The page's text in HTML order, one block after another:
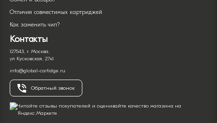
Отличия совместимых картриджей
Как заменить чип?
Контакты
127543, г. Москва,
ул Кусковская, 27к1
info@global-cartidge.ru
Обратный звонок